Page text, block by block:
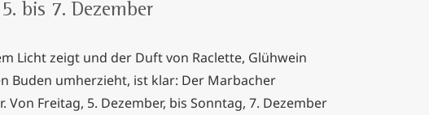
bis 7. Dezember
Licht zeigt und der Duft von Raclette, Glühwein
Buden umherzieht, ist klar: Der Marbacher
Freitag, 5. Dezember, bis Sonntag, 7. Dezember